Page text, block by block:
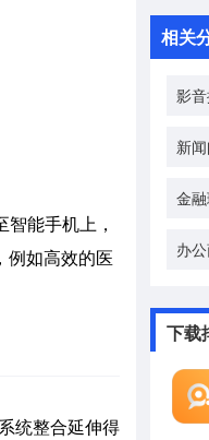
能手机上，
例如高效的医
统整合延伸得
相关
影
新
金
办
下载